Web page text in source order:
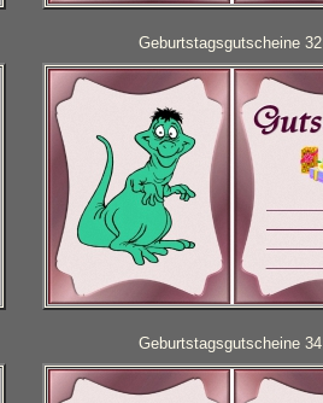
Geburtstagsgutscheine 32
Geburtstagsgutscheine 34